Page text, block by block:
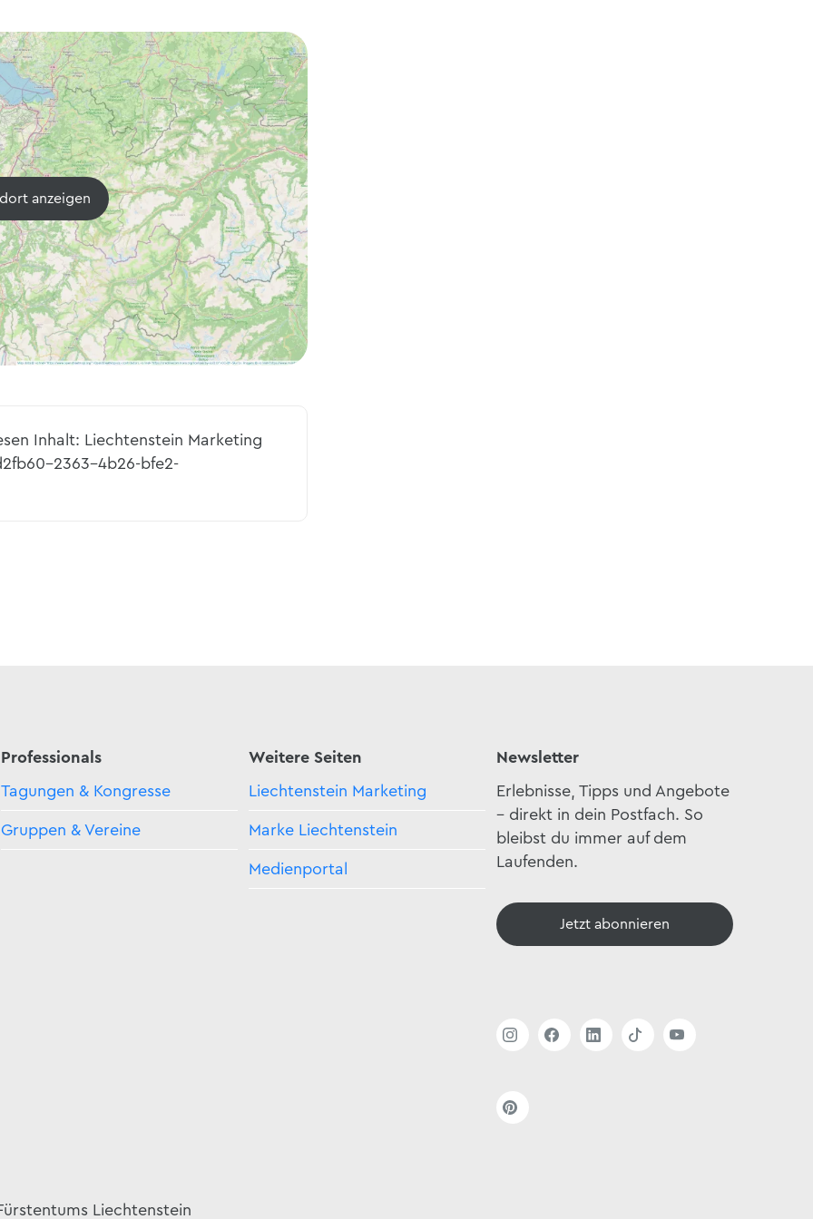
anzeigen
Inhalt: Liechtenstein Marketing
2363-4b26-bfe2-
Professionals
Tagungen & Kongresse
Gruppen & Vereine
Weitere Seiten
Liechtenstein Marketing
Marke Liechtenstein
Medienportal
Newsletter
Erlebnisse, Tipps und Angebote
– direkt in dein Postfach. So
bleibst du immer auf dem
Laufenden.
Jetzt abonnieren
Liechtenstein